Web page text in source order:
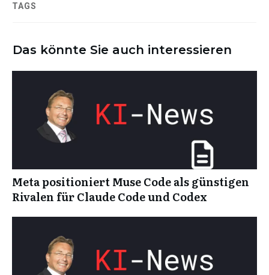
TAGS
Das könnte Sie auch interessieren
Meta positioniert Muse Code als günstigen
Rivalen für Claude Code und Codex